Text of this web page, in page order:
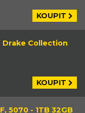
KOUPIT
Collection
KOUPIT
5070 - 1TB 32GB